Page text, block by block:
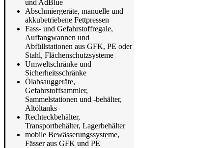
und AdBlue
Abschmiergeräte, manuelle und
akkubetriebene Fettpressen
Fass- und Gefahrstoffregale,
Auffangwannen und
Abfüllstationen aus GFK, PE oder
Stahl, Flächenschutzsysteme
Umweltschränke und
Sicherheitsschränke
Ölabsauggeräte,
Gefahrstoffsammler,
Sammelstationen und -behälter,
Altöltanks
Rechteckbehälter,
Transportbehälter, Lagerbehälter
mobile Bewässerungssysteme,
Fässer aus GFK und PE